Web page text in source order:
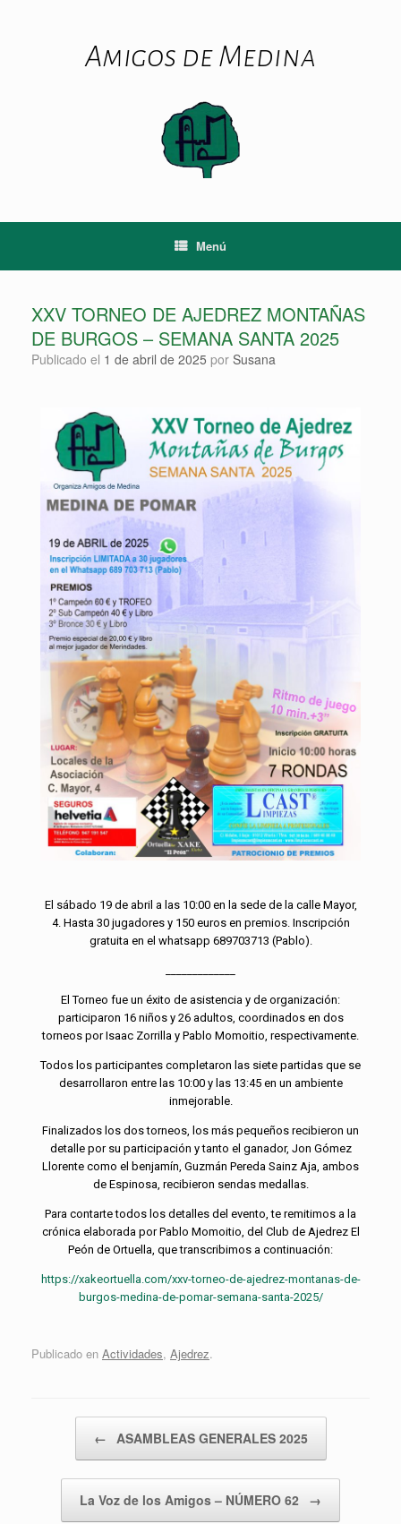
Amigos de Medina
Menú
XXV TORNEO DE AJEDREZ MONTAÑAS
DE BURGOS – SEMANA SANTA 2025
Publicado el 1 de abril de 2025 por Susana
El sábado 19 de abril a las 10:00 en la sede de la calle Mayor,
4. Hasta 30 jugadores y 150 euros en premios. Inscripción
gratuita en el whatsapp 689703713 (Pablo).
El Torneo fue un éxito de asistencia y de organización:
participaron 16 niños y 26 adultos, coordinados en dos
torneos por Isaac Zorrilla y Pablo Momoitio, respectivamente.
Todos los participantes completaron las siete partidas que se
desarrollaron entre las 10:00 y las 13:45 en un ambiente
inmejorable.
Finalizados los dos torneos, los más pequeños recibieron un
detalle por su participación y tanto el ganador, Jon Gómez
Llorente como el benjamín, Guzmán Pereda Sainz Aja, ambos
de Espinosa, recibieron sendas medallas.
Para contarte todos los detalles del evento, te remitimos a la
crónica elaborada por Pablo Momoitio, del Club de Ajedrez El
Peón de Ortuella, que transcribimos a continuación:
https://xakeortuella.com/xxv-torneo-de-ajedrez-montanas-de-
burgos-medina-de-pomar-semana-santa-2025/
Publicado en Actividades, Ajedrez.
← ASAMBLEAS GENERALES 2025
La Voz de los Amigos – NÚMERO 62 →